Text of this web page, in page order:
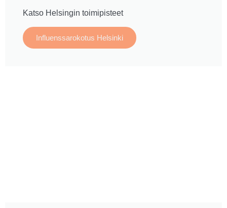
Katso Helsingin toimipisteet
Influenssarokotus Helsinki